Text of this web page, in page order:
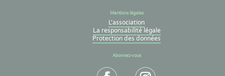
Mentions légales
L'association
La responsabilité légale
Protection des données
Abonnez-vous